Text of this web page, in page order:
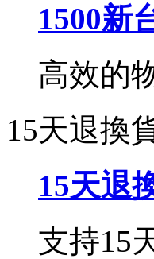
1500新
高效的
15天退換
15天退
支持15